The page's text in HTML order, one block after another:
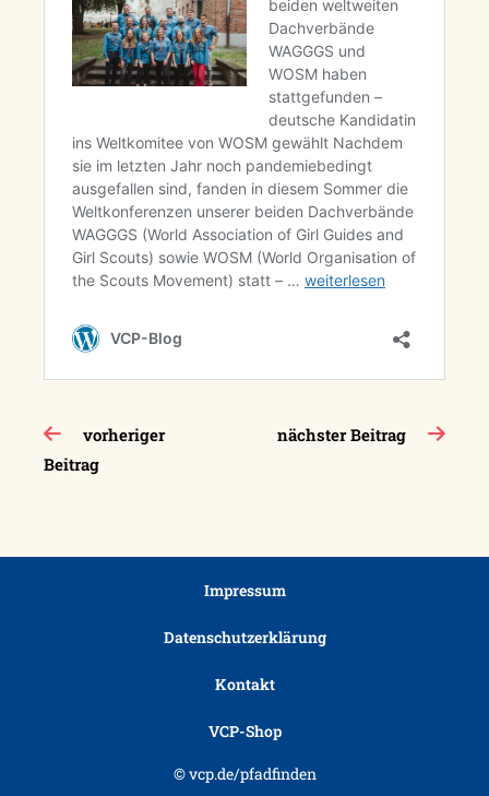
Beitragsnavigation
vorheriger
Beitrag
nächster Beitrag
Impressum
Datenschutzerklärung
Kontakt
VCP-Shop
© vcp.de/pfadfinden